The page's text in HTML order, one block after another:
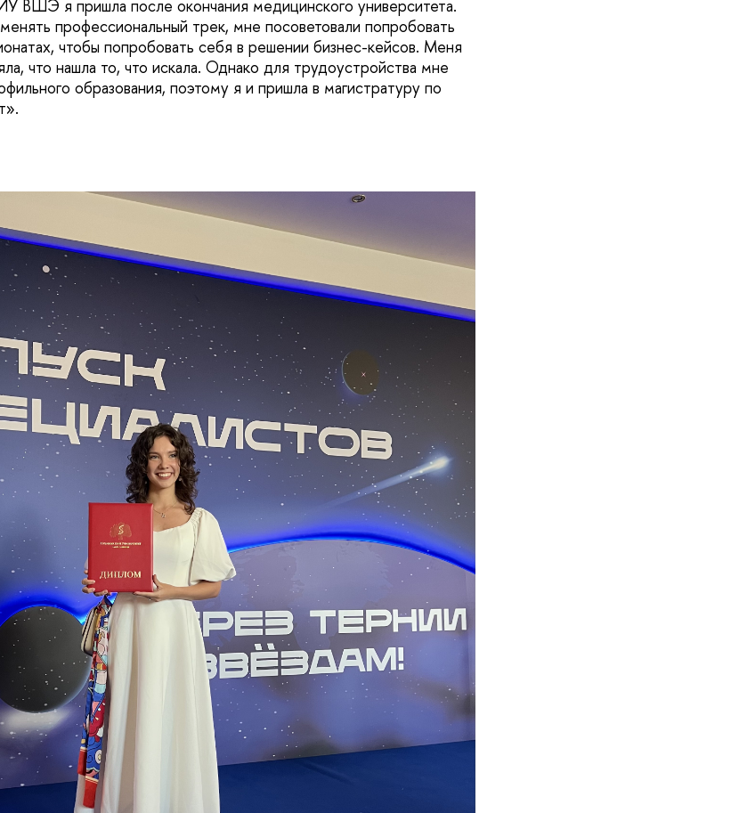
ВШЭ я пришла после окончания медицинского университета.
профессиональный трек, мне посоветовали попробовать
чтобы попробовать себя в решении бизнес-кейсов. Меня
что нашла то, что искала. Однако для трудоустройства мне
образования, поэтому я и пришла в магистратуру по